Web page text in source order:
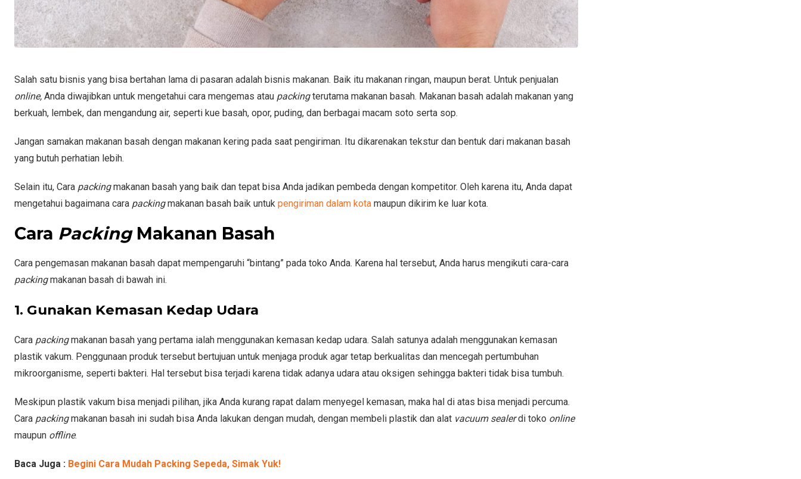
Salah satu bisnis yang bisa bertahan lama di pasaran adalah bisnis makanan. Baik itu makanan ringan, maupun berat. Untuk penjualan
online, Anda diwajibkan untuk mengetahui cara mengemas atau packingterutama makanan basah. Makanan basah adalah makanan yang
berkuah, lembek, dan mengandung air, seperti kue basah, opor, puding, dan berbagai macam soto serta sop.
Jangan samakan makanan basah dengan makanan kering pada saat pengiriman. Itu dikarenakan tekstur dan bentuk dari makanan basah
yang butuh perhatian lebih.
Selain itu, Cara packingmakanan basah yang baik dan tepat bisa Anda jadikan pembeda dengan kompetitor. Oleh karena itu, Anda dapat
mengetahui bagaimana cara packingmakanan basah baik untuk pengiriman dalam kota maupun dikirim ke luar kota.
Cara Packing Makanan Basah
Cara pengemasan makanan basah dapat mempengaruhi “bintang” pada toko Anda. Karena hal tersebut, Anda harus mengikuti cara-cara
packingmakanan basah di bawah ini.
1. Gunakan Kemasan Kedap Udara
Cara packingmakanan basah yang pertama ialah menggunakan kemasan kedap udara. Salah satunya adalah menggunakan kemasan
plastik vakum. Penggunaan produk tersebut bertujuan untuk menjaga produk agar tetap berkualitas dan mencegah pertumbuhan
mikroorganisme, seperti bakteri. Hal tersebut bisa terjadi karena tidak adanya udara atau oksigen sehingga bakteri tidak bisa tumbuh.
Meskipun plastik vakum bisa menjadi pilihan, jika Anda kurang rapat dalam menyegel kemasan, maka hal di atas bisa menjadi percuma.
Cara packingmakanan basah ini sudah bisa Anda lakukan dengan mudah, dengan membeli plastik dan alat vacuum sealerdi toko online
maupun offline.
Baca Juga : Begini Cara Mudah Packing Sepeda, Simak Yuk!